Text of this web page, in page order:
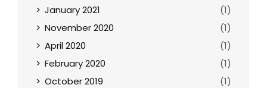
January 2021
(1)
November 2020
(1)
April 2020
(1)
February 2020
(1)
October 2019
(1)